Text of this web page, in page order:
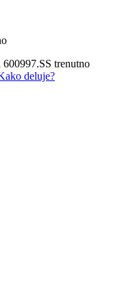
trenutno
deluje?